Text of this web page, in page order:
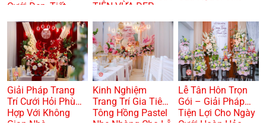
Cưới Đẹp, Tiết
TIÊN VỪA ĐẸP
TRỌNG? 🏠🌸
Giải Pháp Trang
Trí Cưới Hỏi Phù
Hợp Với Không
Gian Nhà
Kinh Nghiệm
Trang Trí Gia Tiên
Tông Hồng Pastel
Nhẹ Nhàng Cho Lễ
Lễ Tân Hôn Trọn
Gói – Giải Pháp
Tiện Lợi Cho Ngày
Cưới Hoàn Hảo